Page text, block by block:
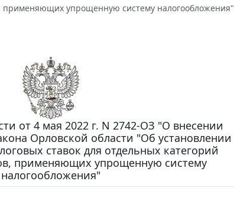
применяющих упрощенную систему налогообложения"
от 4 мая 2022 г. N 2742-ОЗ "О внесении
Орловской области "Об установлении
ставок для отдельных категорий
применяющих упрощенную систему
налогообложения"